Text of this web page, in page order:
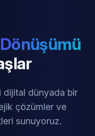
Dönüşümü
dijital dünyada bir
çözümler ve
sunuyoruz.